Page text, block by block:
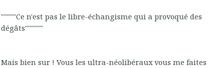
"""""Ce n'est pas le libre-échangisme qui a provoqué des
dégâts""""""
Mais bien sur ! Vous les ultra-néolibéraux vous me faites